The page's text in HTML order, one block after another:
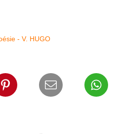
- V. HUGO